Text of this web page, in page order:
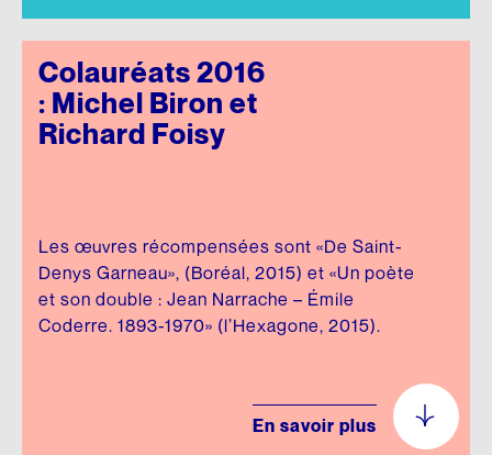
Colauréats 2016
: Michel Biron et
Richard Foisy
Les œuvres récompensées sont «De Saint-
Denys Garneau», (Boréal, 2015) et «Un poète
et son double : Jean Narrache – Émile
Coderre. 1893-1970» (l’Hexagone, 2015).
En savoir plus